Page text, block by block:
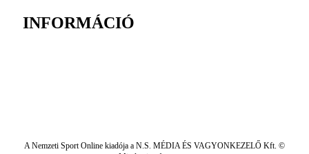
INFORMÁCIÓ
A Nemzeti Sport Online kiadója a N.S. MÉDIA ÉS VAGYONKEZELŐ Kft. ©